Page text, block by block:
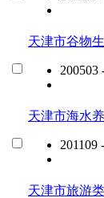
天津市谷物
200503
天津市海水
201109
天津市旅游